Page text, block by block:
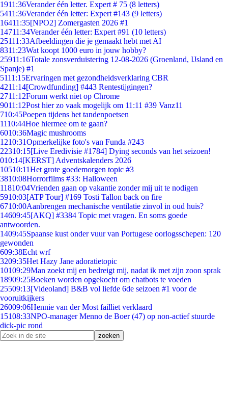
1911:36Verander één letter. Expert # 75 (8 letters)
5411:36Verander één letter: Expert #143 (9 letters)
16411:35[NPO2] Zomergasten 2026 #1
14711:34Verander één letter: Expert #91 (10 letters)
25111:33Afbeeldingen die je gemaakt hebt met AI
8311:23Wat koopt 1000 euro in jouw hobby?
25911:16Totale zonsverduistering 12-08-2026 (Groenland, IJsland en
Spanje) #1
5111:15Ervaringen met gezondheidsverklaring CBR
4211:14[Crowdfunding] #443 Rentestijgingen?
2711:12Forum werkt niet op Chrome
9011:12Post hier zo vaak mogelijk om 11:11 #39 Vanz11
710:45Poepen tijdens het tandenpoetsen
1110:44Hoe hiermee om te gaan?
6010:36Magic mushrooms
1210:31Opmerkelijke foto's van Funda #243
22310:15[Live Eredivisie #1784] Dying seconds van het seizoen!
010:14[KERST] Adventskalenders 2026
10510:11Het grote goedemorgen topic #3
3810:08Horrorfilms #33: Halloween
11810:04Vrienden gaan op vakantie zonder mij uit te nodigen
5910:03[ATP Tour] #169 Tosti Tallon back on fire
6710:00Aanbrengen mechanische ventilatie zinvol in oud huis?
14609:45[AKQ] #3384 Topic met vragen. En soms goede
antwoorden.
1409:45Spaanse kust onder vuur van Portugese oorlogsschepen: 120
gewonden
609:38Echt wrf
3209:35Het Hazy Jane adoratietopic
10109:29Man zoekt mij en bedreigt mij, nadat ik met zijn zoon sprak
18909:25Boeken worden opgekocht om chatbots te voeden
25509:13[Videoland] B&B vol liefde 6de seizoen #1 voor de
vooruitkijkers
26009:06Hennie van der Most failliet verklaard
15108:33NPO-manager Menno de Boer (47) op non-actief stuurde
dick-pic rond